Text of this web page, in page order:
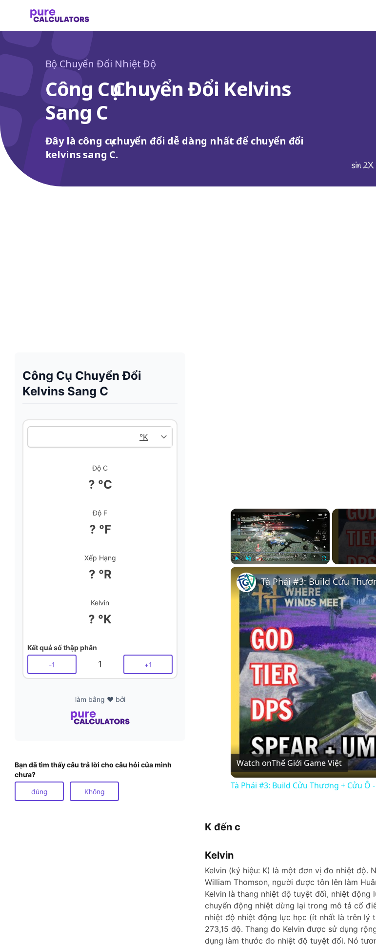
Bộ Chuyển Đổi Nhiệt Độ
Công Cụ Chuyển Đổi Kelvins
Sang C
Đây là công cụ chuyển đổi dễ dàng nhất để chuyển đổi
kelvins sang C.
Công Cụ Chuyển Đổi
Kelvins Sang C
Độ C
? °C
Độ F
? °F
Xếp Hạng
? °R
Kelvin
? °K
Kết quả số thập phân
-1 1 +1
làm bằng ❤️ bởi
Bạn đã tìm thấy câu trả lời cho câu hỏi của mình
chưa?
đúng Không
×
Watch onThế Giới Game Việt
Tà Phái #3: Build Cửu Thương + Cửu
K đến c
Kelvin
Kelvin (ký hiệu: K) là một đơn vị đo nhiệt độ.
William Thomson, người được tôn lên làm
Kelvin là thang nhiệt độ tuyệt đối, nhiệt
chuyển động nhiệt dừng lại trong mô tả cổ
nhiệt độ nhiệt động lực học (ít nhất là trên lý
273,15 độ. Thang đo Kelvin được sử dụng
dụng làm thước đo nhiệt độ tuyệt đối. Nó